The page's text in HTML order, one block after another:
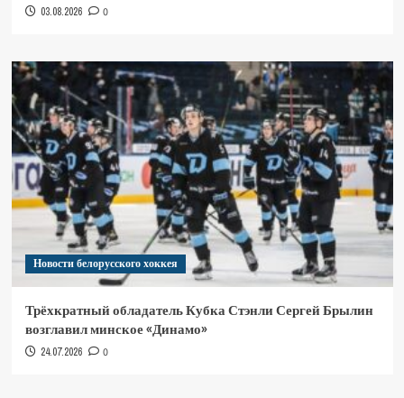
03.08.2026 0
Новости белорусского хоккея
Трёхкратный обладатель Кубка Стэнли Сергей Брылин
возглавил минское «Динамо»
24.07.2026 0